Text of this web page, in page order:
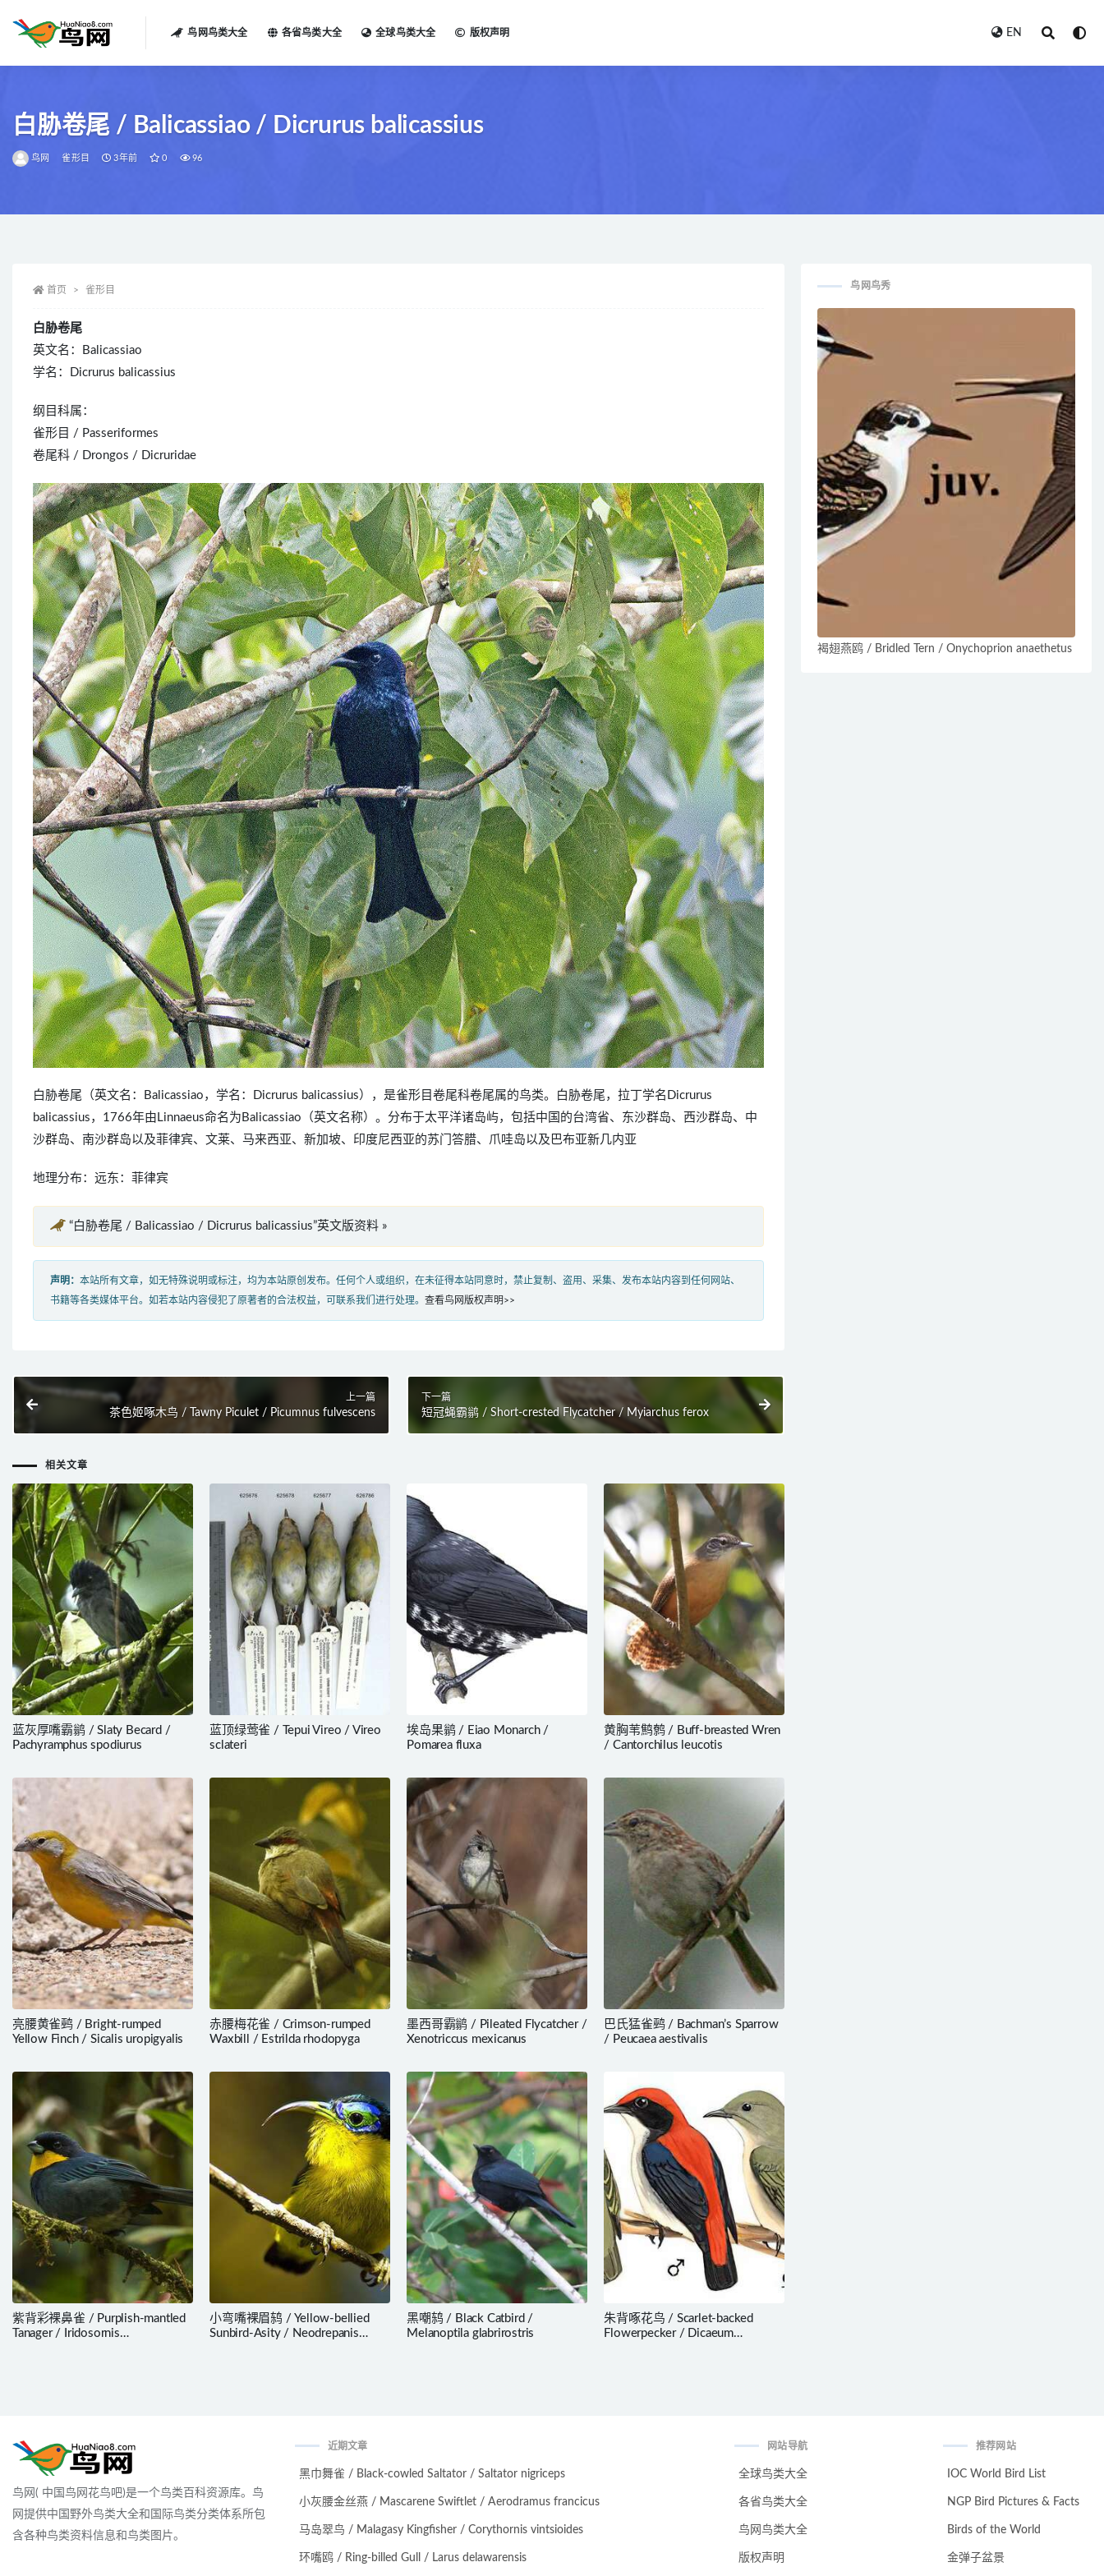
鸟网鸟类大全 各省鸟类大全 全球鸟类大全 版权声明 EN
白胁卷尾 / Balicassiao / Dicrurus balicassius
鸟网 雀形目 3年前 0 96
首页 雀形目
白胁卷尾
英文名：Balicassiao
学名：Dicrurus balicassius
纲目科属：
雀形目 / Passeriformes
卷尾科 / Drongos / Dicruridae
白胁卷尾（英文名：Balicassiao，学名：Dicrurus balicassius），是雀形目卷尾科卷尾属的鸟类。白胁卷尾，拉丁学名Dicrurus
balicassius，1766年由Linnaeus命名为Balicassiao（英文名称）。分布于太平洋诸岛屿，包括中国的台湾省、东沙群岛、西沙群岛、中
沙群岛、南沙群岛以及菲律宾、文莱、马来西亚、新加坡、印度尼西亚的苏门答腊、爪哇岛以及巴布亚新几内亚
地理分布：远东：菲律宾
“白胁卷尾 / Balicassiao / Dicrurus balicassius”英文版资料 »
声明： 本站所有文章，如无特殊说明或标注，均为本站原创发布。任何个人或组织，在未征得本站同意时，禁止复制、盗用、采集、发布本站内容到任何网站、
书籍等各类媒体平台。如若本站内容侵犯了原著者的合法权益，可联系我们进行处理。 查看鸟网版权声明>>
上一篇
茶色姬啄木鸟 / Tawny Piculet / Picumnus fulvescens
下一篇
短冠蝇霸鹟 / Short-crested Flycatcher / Myiarchus ferox
相关文章
蓝灰厚嘴霸鹟 / Slaty Becard /
Pachyramphus spodiurus
蓝顶绿莺雀 / Tepui Vireo / Vireo
sclateri
埃岛果鹟 / Eiao Monarch /
Pomarea fluxa
黄胸苇鹪鹩 / Buff-breasted Wren
/ Cantorchilus leucotis
亮腰黄雀鹀 / Bright-rumped
Yellow Finch / Sicalis uropigyalis
赤腰梅花雀 / Crimson-rumped
Waxbill / Estrilda rhodopyga
墨西哥霸鹟 / Pileated Flycatcher /
Xenotriccus mexicanus
巴氏猛雀鹀 / Bachman’s Sparrow
/ Peucaea aestivalis
紫背彩裸鼻雀 / Purplish-mantled
Tanager / Iridosornis
小弯嘴裸眉鸫 / Yellow-bellied
Sunbird-Asity / Neodrepanis
黑嘲鸫 / Black Catbird /
Melanoptila glabrirostris
朱背啄花鸟 / Scarlet-backed
Flowerpecker / Dicaeum
鸟网鸟秀
褐翅燕鸥 / Bridled Tern / Onychoprion anaethetus
鸟网( 中国鸟网花鸟吧)是一个鸟类百科资源库。鸟
网提供中国野外鸟类大全和国际鸟类分类体系所包
含各种鸟类资料信息和鸟类图片。
近期文章
黑巾舞雀 / Black-cowled Saltator / Saltator nigriceps
小灰腰金丝燕 / Mascarene Swiftlet / Aerodramus francicus
马岛翠鸟 / Malagasy Kingfisher / Corythornis vintsioides
环嘴鸥 / Ring-billed Gull / Larus delawarensis
网站导航
全球鸟类大全
各省鸟类大全
鸟网鸟类大全
版权声明
推荐网站
IOC World Bird List
NGP Bird Pictures & Facts
Birds of the World
金弹子盆景